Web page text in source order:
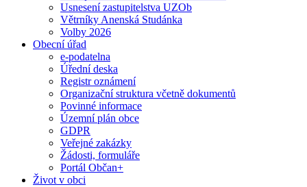
Usnesení zastupitelstva UZOb
Větrníky Anenská Studánka
Volby 2026
Obecní úřad
e-podatelna
Úřední deska
Registr oznámení
Organizační struktura včetně dokumentů
Povinné informace
Územní plán obce
GDPR
Veřejné zakázky
Žádosti, formuláře
Portál Občan+
Život v obci